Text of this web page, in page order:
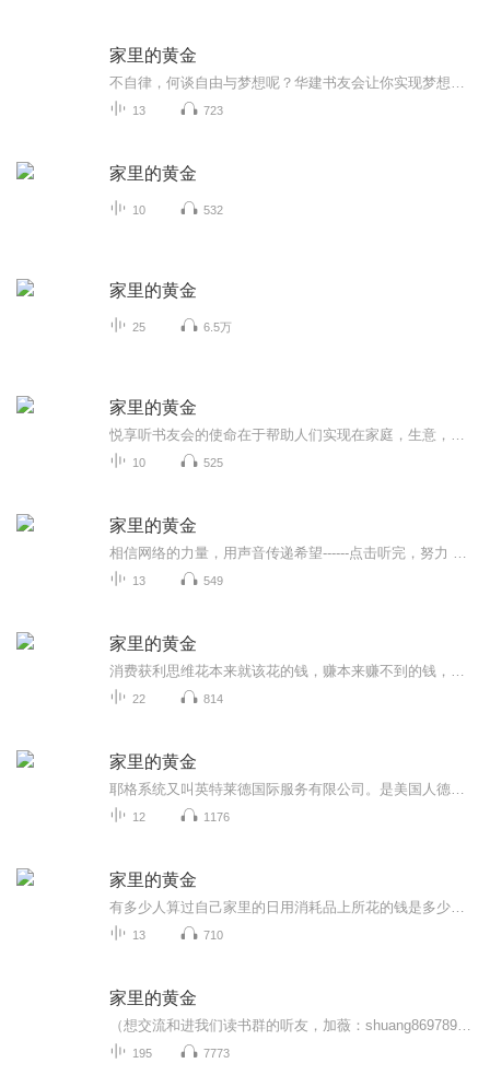
家里的黄金
13 723
家里的黄金
10 532
家里的黄金
25 6.5万
家里的黄金
10 525
家里的黄金
13 549
家里的黄金
22 814
家里的黄金
12 1176
家里的黄金
13 710
家里的黄金
195 7773